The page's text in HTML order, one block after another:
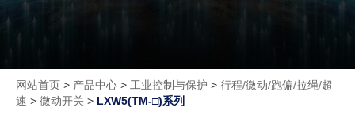
网站首页 > 产品中心 > 工业控制与保护 > 行程/微动/跑偏/拉绳/超
速 > 微动开关 > LXW5(TM-□)系列